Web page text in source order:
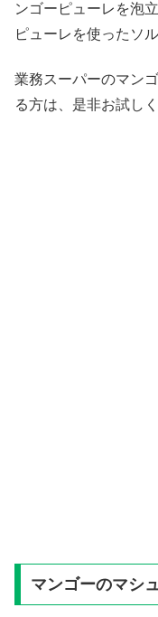
ンゴーピューレを泡
ピューレを使ったソ
業務スーパーのマン
る方は、是非お試し
マンゴーのマシ